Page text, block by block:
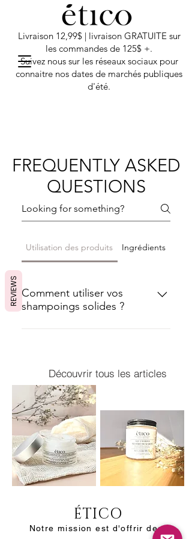
Livraison 12,99$ | livraison GRATUITE sur
les commandes de 125$ +.
Suivez nous sur les réseaux sociaux pour
connaitre nos dates de marchés publiques
d'été.
FREQUENTLY ASKED
QUESTIONS
Utilisation des produits Ingrédients
Comment utiliser vos
shampoings solides ?
Frottez le shampoing solide
créer une mousse, puis appliquez-
la sur vos cheveux. Rincez
abondamment.
Découvrir tous les articles
ÉTICO
Notre mission est d'offrir des
REVIEWS